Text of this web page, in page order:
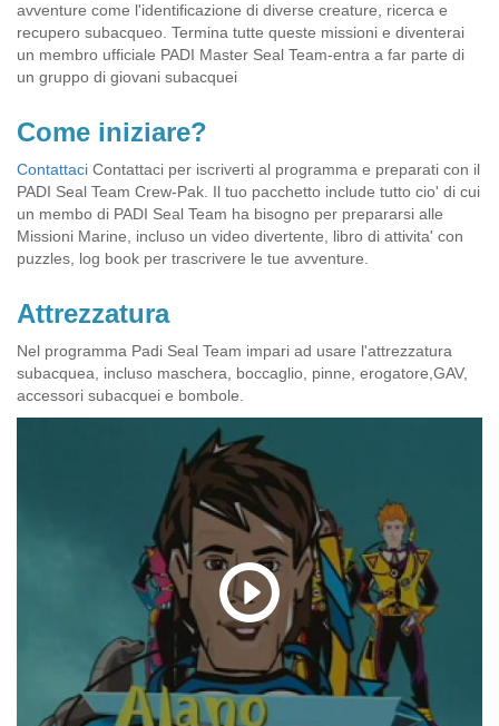
avventure come l'identificazione di diverse creature, ricerca e
recupero subacqueo. Termina tutte queste missioni e diventerai
un membro ufficiale PADI Master Seal Team-entra a far parte di
un gruppo di giovani subacquei
Come iniziare?
Contattaci Contattaci per iscriverti al programma e preparati con il
PADI Seal Team Crew-Pak. Il tuo pacchetto include tutto cio' di cui
un membo di PADI Seal Team ha bisogno per prepararsi alle
Missioni Marine, incluso un video divertente, libro di attivita' con
puzzles, log book per trascrivere le tue avventure.
Attrezzatura
Nel programma Padi Seal Team impari ad usare l'attrezzatura
subacquea, incluso maschera, boccaglio, pinne, erogatore,GAV,
accessori subacquei e bombole.